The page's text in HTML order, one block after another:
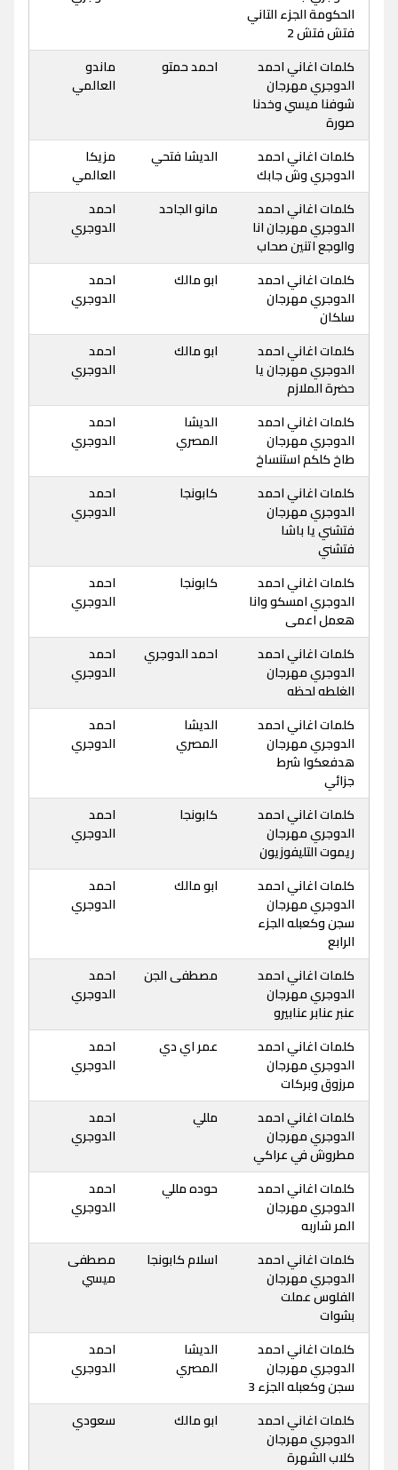
الحكومة الجزء التاني
فتش فتش 2
كلمات اغاني احمد
الدوجري مهرجان
شوفنا ميسي وخدنا
صورة
احمد حمتو
ماندو
العالمي
كلمات اغاني احمد
الدوجري وش جابك
الديشا فتحي
مزيكا
العالمي
كلمات اغاني احمد
الدوجري مهرجان انا
والوجع اتنين صحاب
مانو الجاحد
احمد
الدوجري
كلمات اغاني احمد
الدوجري مهرجان
سلكان
ابو مالك
احمد
الدوجري
كلمات اغاني احمد
الدوجري مهرجان يا
حضرة الملازم
ابو مالك
احمد
الدوجري
كلمات اغاني احمد
الدوجري مهرجان
طاخ كلكم استنساخ
الديشا
المصري
احمد
الدوجري
كلمات اغاني احمد
الدوجري مهرجان
فتشني يا باشا
فتشني
كابونجا
احمد
الدوجري
كلمات اغاني احمد
الدوجري امسكو وانا
هعمل اعمى
كابونجا
احمد
الدوجري
كلمات اغاني احمد
الدوجري مهرجان
الغلطه لحظه
احمد الدوجري
احمد
الدوجري
كلمات اغاني احمد
الدوجري مهرجان
هدفعكوا شرط
جزائي
الديشا
المصري
احمد
الدوجري
كلمات اغاني احمد
الدوجري مهرجان
ريموت التليفوزيون
كابونجا
احمد
الدوجري
كلمات اغاني احمد
الدوجري مهرجان
سجن وكعبله الجزء
الرابع
ابو مالك
احمد
الدوجري
كلمات اغاني احمد
الدوجري مهرجان
عنبر عنابر عنابيرو
مصطفى الجن
احمد
الدوجري
كلمات اغاني احمد
الدوجري مهرجان
مرزوق وبركات
عمر اي دي
احمد
الدوجري
كلمات اغاني احمد
الدوجري مهرجان
مطروش في عراكي
مللي
احمد
الدوجري
كلمات اغاني احمد
الدوجري مهرجان
المر شاربه
حوده مللي
احمد
الدوجري
كلمات اغاني احمد
الدوجري مهرجان
الفلوس عملت
بشوات
اسلام كابونجا
مصطفى
ميسي
كلمات اغاني احمد
الدوجري مهرجان
سجن وكعبله الجزء 3
الديشا
المصري
احمد
الدوجري
كلمات اغاني احمد
الدوجري مهرجان
كلاب الشهرة
ابو مالك سعودي